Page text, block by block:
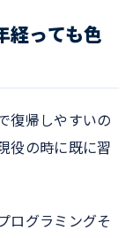
経っても色
復帰しやすいの
役の時に既に習
ログラミングそ